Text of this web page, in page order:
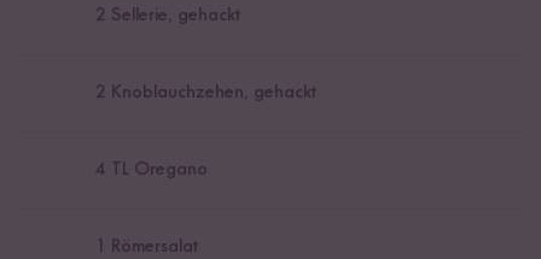
2 Sellerie, gehackt
2 Knoblauchzehen, gehackt
4 TL Oregano
1 Römersalat